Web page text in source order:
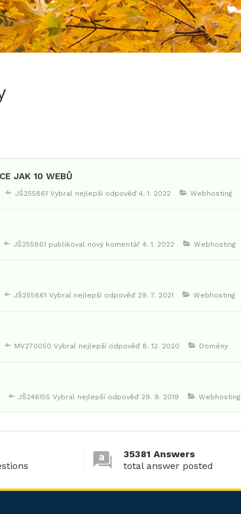
JAK 10 WEBŮ
JŠ255861 Vybral nejlepší odpověď 4. 1. 2022 Webhosting
JŠ255861 publikoval nový komentář 4. 1. 2022 Webhosting
JŠ255861 Vybral nejlepší odpověď 29. 7. 2021 Webhosting
MV270050 Vybral nejlepší odpověď 8. 12. 2020 Domény
JŠ246155 Vybral nejlepší odpověď 29. 9. 2019 Webhosting
35381 Answers
total answer posted